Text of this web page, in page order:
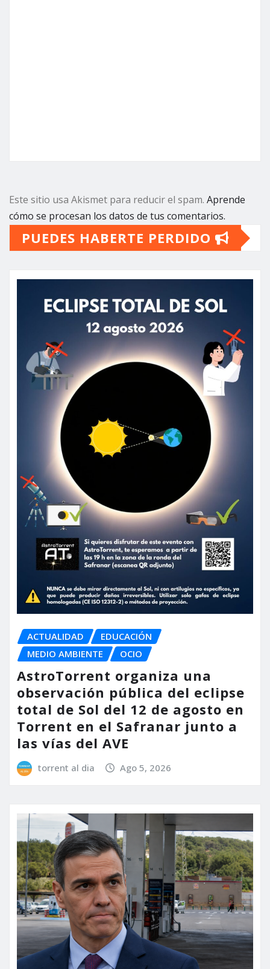
Este sitio usa Akismet para reducir el spam. Aprende
cómo se procesan los datos de tus comentarios.
PUEDES HABERTE PERDIDO
ACTUALIDAD
EDUCACIÓN
MEDIO AMBIENTE
OCIO
AstroTorrent organiza una
observación pública del eclipse
total de Sol del 12 de agosto en
Torrent en el Safranar junto a
las vías del AVE
torrent al dia Ago 5, 2026